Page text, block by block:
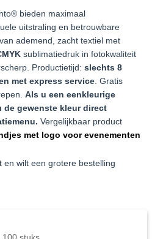
bieden maximaal
uitstraling en betrouwbare
ademend, zacht textiel met
sublimatiedruk in fotokwaliteit
Productietijd: slechts 8
met express service. Gratis
Als u een eenkleurige
gewenste kleur direct
Vergelijkbaar product
met logo voor evenementen
en wilt een grotere bestelling